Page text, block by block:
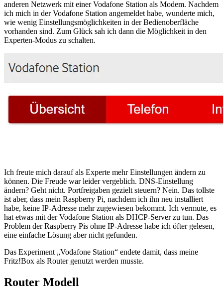
anderen Netzwerk mit einer Vodafone Station als Modem. Nachdem
ich mich in der Vodafone Station angemeldet habe, wunderte mich,
wie wenig Einstellungsmöglichkeiten in der Bedienoberfläche
vorhanden sind. Zum Glück sah ich dann die Möglichkeit in den
Experten-Modus zu schalten.
Ich freute mich darauf als Experte mehr Einstellungen ändern zu
können. Die Freude war leider vergeblich. DNS-Einstellung
ändern? Geht nicht. Portfreigaben gezielt steuern? Nein. Das tollste
ist aber, dass mein Raspberry Pi, nachdem ich ihn neu installiert
habe, keine IP-Adresse mehr zugewiesen bekommt. Ich vermute, es
hat etwas mit der Vodafone Station als DHCP-Server zu tun. Das
Problem der Raspberry Pis ohne IP-Adresse habe ich öfter gelesen,
eine einfache Lösung aber nicht gefunden.
Das Experiment „Vodafone Station“ endete damit, dass meine
Fritz!Box als Router genutzt werden musste.
Router Modell